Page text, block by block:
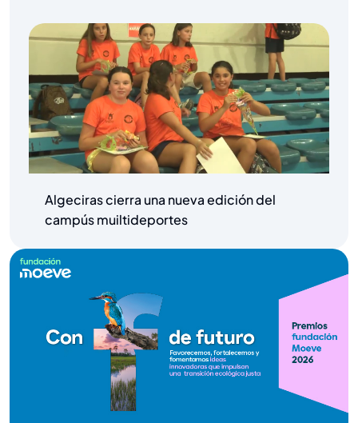
Algeciras cierra una nueva edición del
campús muiltideportes